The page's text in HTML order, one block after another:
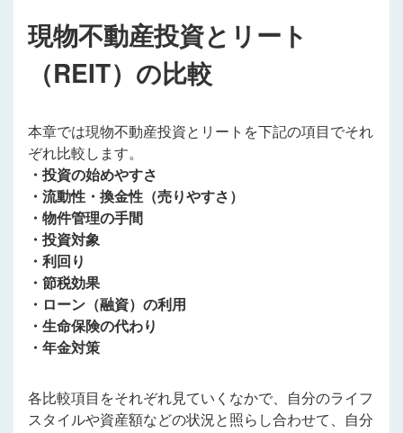
現物不動産投資とリート
（REIT）の比較
本章では現物不動産投資とリートを下記の項目でそれ
ぞれ比較します。
・投資の始めやすさ
・流動性・換金性（売りやすさ）
・物件管理の手間
・投資対象
・利回り
・節税効果
・ローン（融資）の利用
・生命保険の代わり
・年金対策
各比較項目をそれぞれ見ていくなかで、自分のライフ
スタイルや資産額などの状況と照らし合わせて、自分